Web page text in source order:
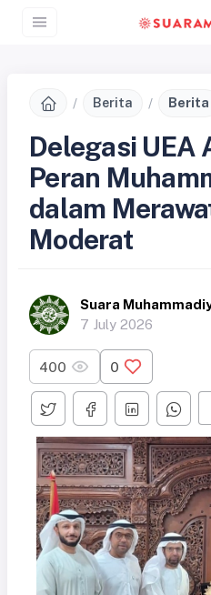
Berita Berita
Delegasi UEA
Peran
dalam
Moderat
Suara
7 July 2026
400 0